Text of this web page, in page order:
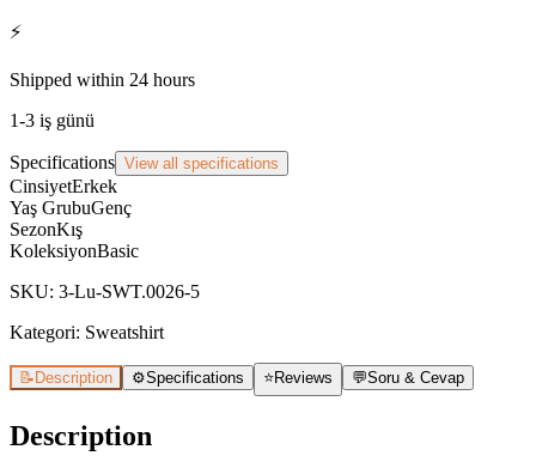
⚡
Shipped within 24 hours
1-3 iş günü
Specifications View all specifications
CinsiyetErkek
Yaş GrubuGenç
SezonKış
KoleksiyonBasic
SKU: 3-Lu-SWT.0026-5
Kategori: Sweatshirt
📝 Description ⚙️Specifications ⭐Reviews 💬Soru & Cevap
Description